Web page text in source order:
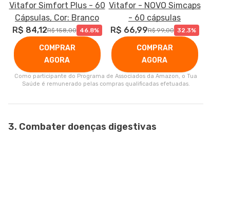
Vitafor Simfort Plus - 60
Cápsulas, Cor: Branco
R$ 84,12R$ 158,00 46.8%
COMPRAR
AGORA
Vitafor - NOVO Simcaps
- 60 cápsulas
R$ 66,99R$ 99,00 32.3%
COMPRAR
AGORA
Como participante do Programa de Associados da Amazon, o Tua
Saúde é remunerado pelas compras qualificadas efetuadas.
3. Combater doenças digestivas